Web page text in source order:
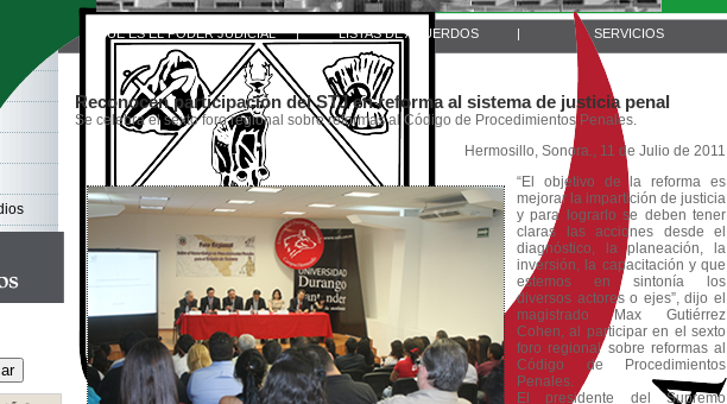
QUE ES EL PODER JUDICIAL | LISTAS DE ACUERDOS | SERVICIOS
Reconocen participación del STJ en reforma al sistema de justicia penal
Se celebra el sexto foro regional sobre reformas al Código de Procedimientos Penales.
Hermosillo, Sonora., 11 de Julio de 2011
“El objetivo de la reforma es
mejorar la impartición de justicia
y para lograrlo se deben tener
claras las acciones desde el
diagnóstico, la planeación, la
inversión, la capacitación y que
estemos en sintonía los
diversos actores o ejes”, dijo el
magistrado Max Gutiérrez
Cohen, al participar en el sexto
foro regional sobre reformas al
Código de Procedimientos
Penales.
El presidente del Supremo